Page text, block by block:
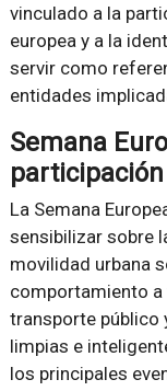
vinculado a la
europea y a la
servir como
entidades
Semana
La Semana
sensibilizar sobre
movilidad urbana
comportamiento a
transporte público
limpias e
los principales